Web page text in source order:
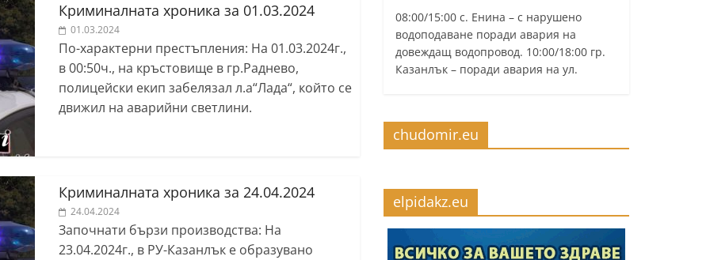
Криминалната хроника за 01.03.2024
01.03.2024
По-характерни престъпления: На 01.03.2024г.,
в 00:50ч., на кръстовище в гр.Раднево,
полицейски екип забелязал л.а“Лада“, който се
движил на аварийни светлини.
Криминалната хроника за 24.04.2024
24.04.2024
Започнати бързи производства: На
23.04.2024г., в РУ-Казанлък е образувано
08:00/15:00 с. Енина – с нарушено
водоподаване поради авария на
довеждащ водопровод. 10:00/18:00 гр.
Казанлък – поради авария на ул.
chudomir.eu
elpidakz.eu